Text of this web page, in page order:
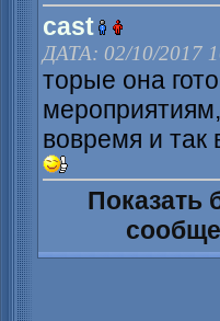
cast
ДАТА: 02/10/2017
торые она
вовремя и так
Показать